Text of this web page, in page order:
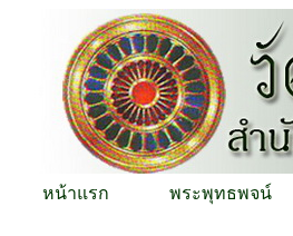
หน้าแรก พระพุทธพจน์